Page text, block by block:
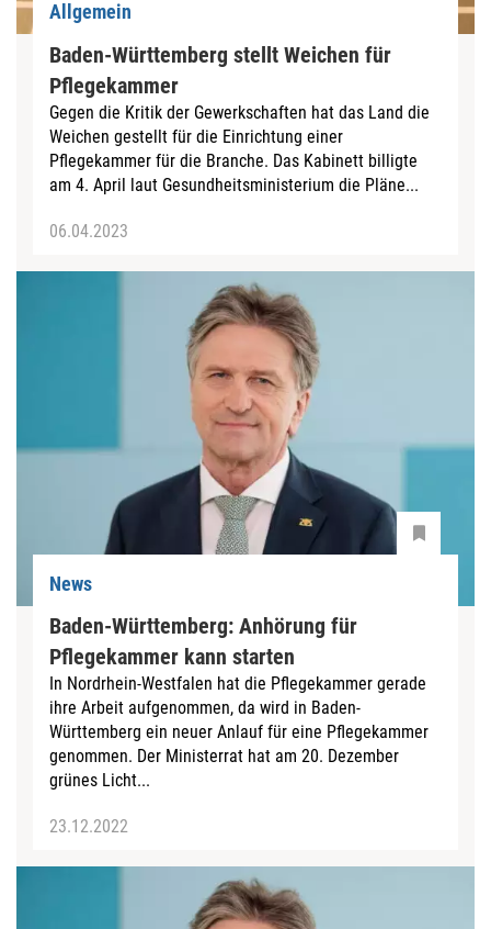
Allgemein
Baden-Württemberg stellt Weichen für
Pflegekammer
Gegen die Kritik der Gewerkschaften hat das Land die
Weichen gestellt für die Einrichtung einer
Pflegekammer für die Branche. Das Kabinett billigte
am 4. April laut Gesundheitsministerium die Pläne...
06.04.2023
News
Baden-Württemberg: Anhörung für
Pflegekammer kann starten
In Nordrhein-Westfalen hat die Pflegekammer gerade
ihre Arbeit aufgenommen, da wird in Baden-
Württemberg ein neuer Anlauf für eine Pflegekammer
genommen. Der Ministerrat hat am 20. Dezember
grünes Licht...
23.12.2022